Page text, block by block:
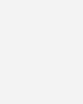
eine Fläche von